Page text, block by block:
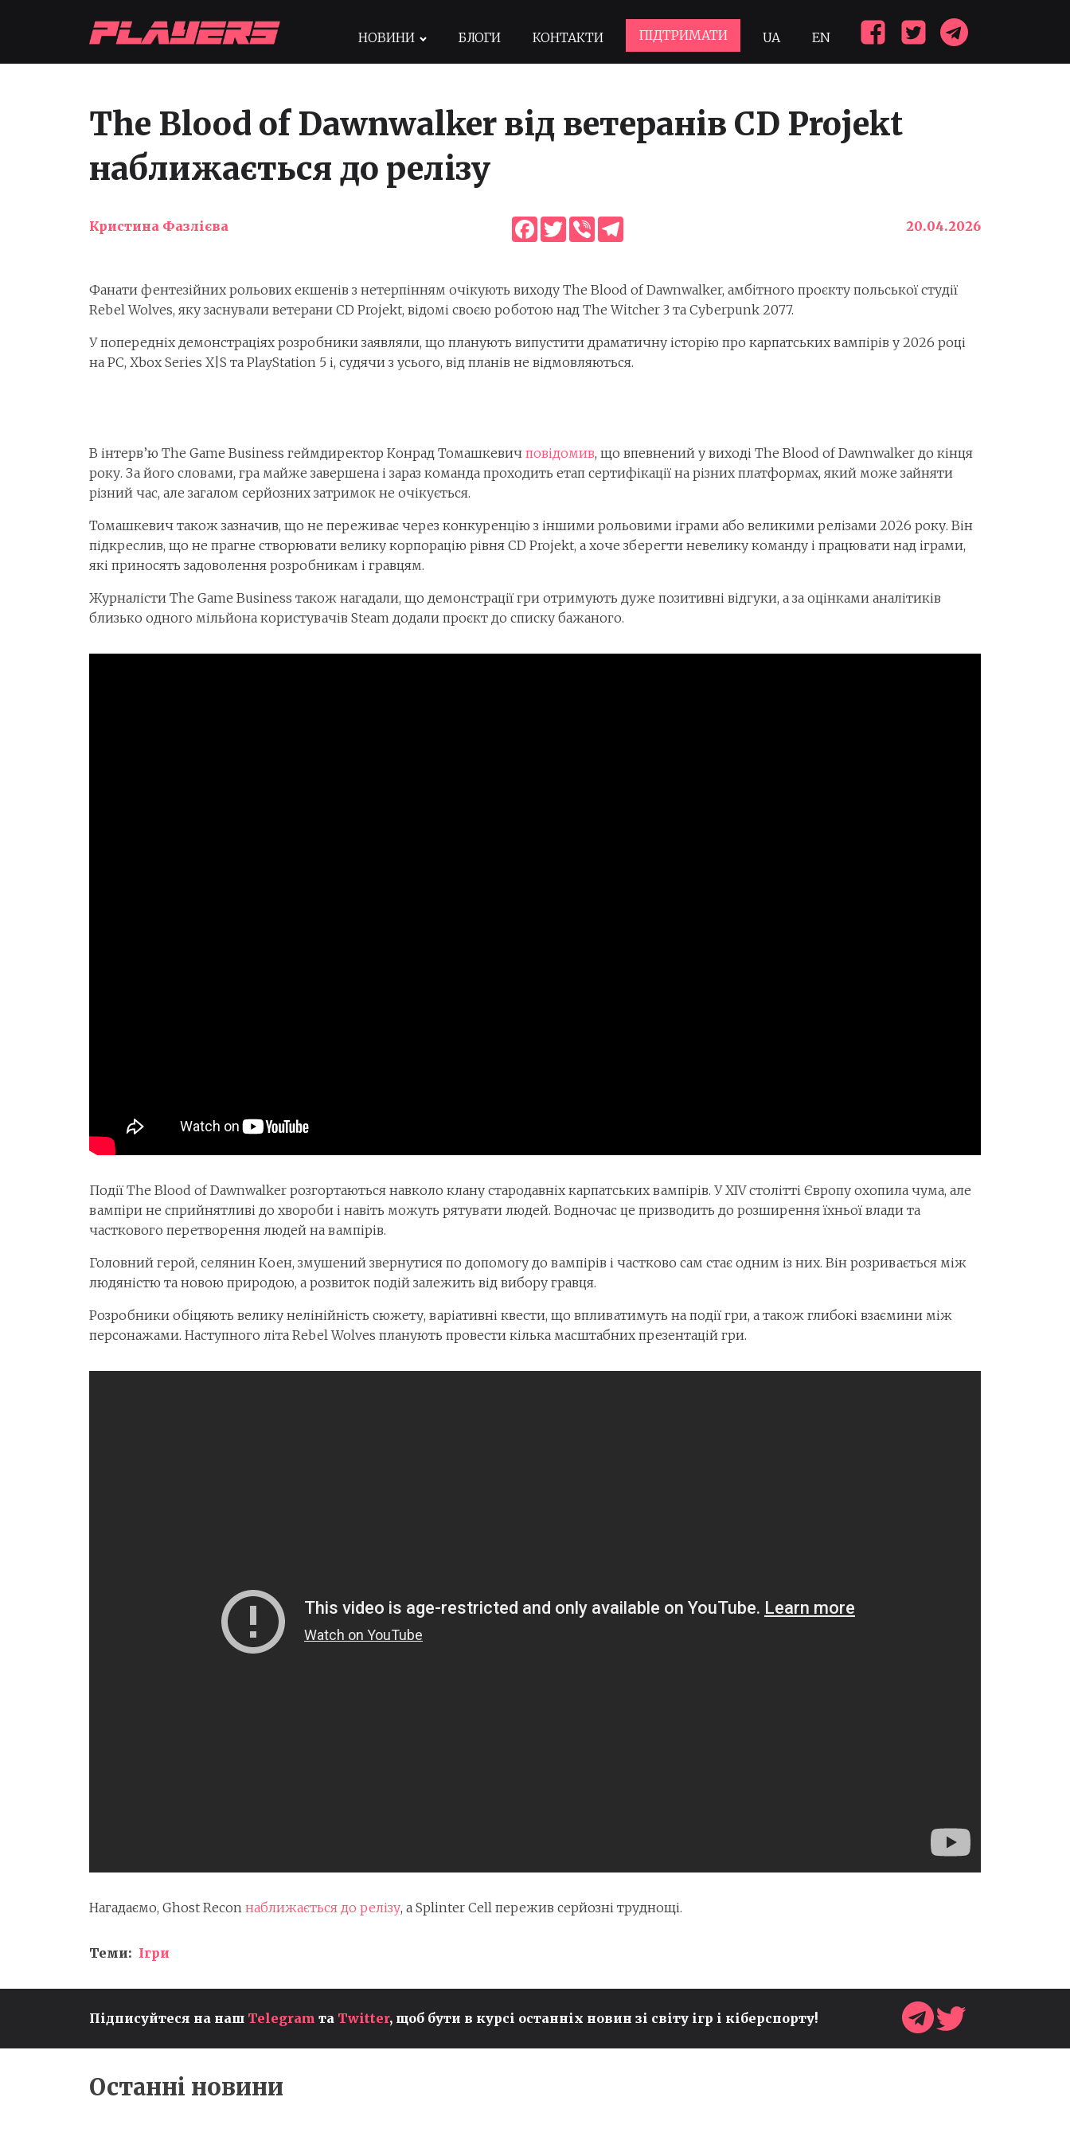
НОВИНИ БЛОГИ КОНТАКТИ ПІДТРИМАТИ UA EN
The Blood of Dawnwalker від ветеранів CD Projekt
наближається до релізу
Кристина Фазлієва Facebook
Twitter
ViberTelegram 20.04.2026
Фанати фентезійних рольових екшенів з нетерпінням очікують виходу The Blood of Dawnwalker, амбітного проєкту польської студії
Rebel Wolves, яку заснували ветерани CD Projekt, відомі своєю роботою над The Witcher 3 та Cyberpunk 2077.
У попередніх демонстраціях розробники заявляли, що планують випустити драматичну історію про карпатських вампірів у 2026 році
на PC, Xbox Series X|S та PlayStation 5 і, судячи з усього, від планів не відмовляються.
В інтерв’ю The Game Business геймдиректор Конрад Томашкевич повідомив, що впевнений у виході The Blood of Dawnwalker до кінця
року. За його словами, гра майже завершена і зараз команда проходить етап сертифікації на різних платформах, який може зайняти
різний час, але загалом серйозних затримок не очікується.
Томашкевич також зазначив, що не переживає через конкуренцію з іншими рольовими іграми або великими релізами 2026 року. Він
підкреслив, що не прагне створювати велику корпорацію рівня CD Projekt, а хоче зберегти невелику команду і працювати над іграми,
які приносять задоволення розробникам і гравцям.
Журналісти The Game Business також нагадали, що демонстрації гри отримують дуже позитивні відгуки, а за оцінками аналітиків
близько одного мільйона користувачів Steam додали проєкт до списку бажаного.
Події The Blood of Dawnwalker розгортаються навколо клану стародавніх карпатських вампірів. У XIV столітті Європу охопила чума, але
вампіри не сприйнятливі до хвороби і навіть можуть рятувати людей. Водночас це призводить до розширення їхньої влади та
часткового перетворення людей на вампірів.
Головний герой, селянин Коен, змушений звернутися по допомогу до вампірів і частково сам стає одним із них. Він розривається між
людяністю та новою природою, а розвиток подій залежить від вибору гравця.
Розробники обіцяють велику нелінійність сюжету, варіативні квести, що впливатимуть на події гри, а також глибокі взаємини між
персонажами. Наступного літа Rebel Wolves планують провести кілька масштабних презентацій гри.
Нагадаємо, Ghost Recon наближається до релізу, а Splinter Cell пережив серйозні труднощі.
Теми: Ігри
Підписуйтеся на наш Telegram та Twitter, щоб бути в курсі останніх новин зі світу ігр і кіберспорту!
Останні новини
DIABLO IV МОЖЕ ВИЙТИ НА
ВЕРЕСНІ
MLBB УТРИМУЄ ЛІДЕРСТВО
ЗА ПЕРЕГЛЯДАМИ НА EWC
2026, ТОДІ ЯК LEAGUE OF
ЯКИХ СПРАЙТІВ МОЖНА